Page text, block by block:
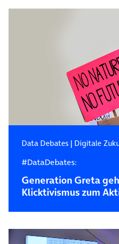
Data Debates| Digitale
#DataDebates:
Generation Greta
Klicktivismus zum